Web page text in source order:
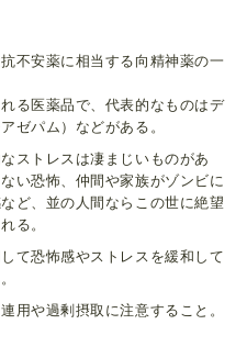
不安薬に相当する向精神薬の一
る医薬品で、代表的なものはデ
ゼパム）などがある。
ストレスは凄まじいものがあ
い恐怖、仲間や家族がゾンビに
ど、並の人間ならこの世に絶望
る。
て恐怖感やストレスを緩和して
用や過剰摂取に注意すること。